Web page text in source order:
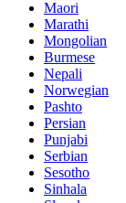
Maori
Marathi
Mongolian
Burmese
Nepali
Norwegian
Pashto
Persian
Punjabi
Serbian
Sesotho
Sinhala